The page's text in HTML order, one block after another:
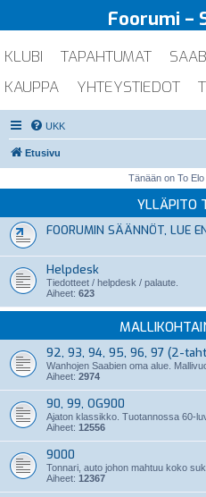
Foorumi –
KLUBI TAPAHTUMAT
KAUPPA
YHTEYSTIEDOT
UKK
Etusivu
Tänään on To
YLLÄPITO
FOORUMIN SÄÄNNÖT, LUE
Helpdesk
Tiedotteet / helpdesk / palaute.
Aiheet: 623
92, 93, 94, 95, 96, 97 (2-
Wanhojen Saabien oma alue.
Aiheet: 2974
90, 99, OG900
Ajaton klassikko. Tuotannossa 60-
Aiheet: 12556
9000
Tonnari, auto johon mahtuu koko
Aiheet: 12367